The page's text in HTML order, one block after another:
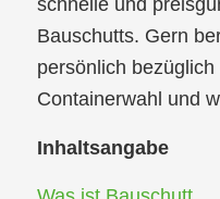
schnelle und
Bauschutts. Gern
persönlich
Containerwahl und
Inhaltsangabe